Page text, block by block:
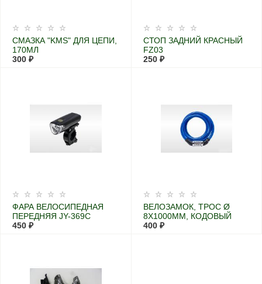
СМАЗКА "KMS" ДЛЯ ЦЕПИ,
170МЛ
300 ₽
СТОП ЗАДНИЙ КРАСНЫЙ
FZ03
250 ₽
ФАРА ВЕЛОСИПЕДНАЯ
ПЕРЕДНЯЯ JY-369C
450 ₽
ВЕЛОЗАМОК, ТРОС Ø
8X1000ММ, КОДОВЫЙ
400 ₽